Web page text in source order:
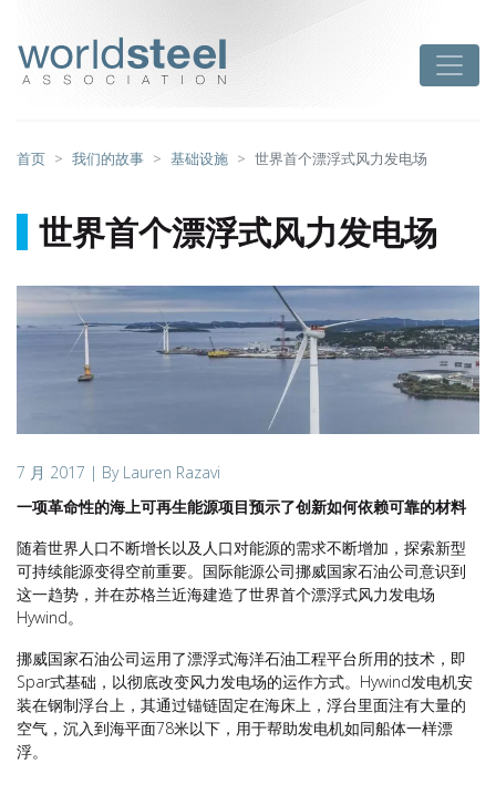
首页 我们的故事 基础设施 世界首个漂浮式风力发电场
世界首个漂浮式风力发电场
7 月 2017 | By Lauren Razavi
一项革命性的海上可再生能源项目预示了创新如何依赖可靠的材料
随着世界人口不断增长以及人口对能源的需求不断增加，探索新型
可持续能源变得空前重要。国际能源公司挪威国家石油公司意识到
这一趋势，并在苏格兰近海建造了世界首个漂浮式风力发电场
Hywind。
挪威国家石油公司运用了漂浮式海洋石油工程平台所用的技术，即
Spar式基础，以彻底改变风力发电场的运作方式。Hywind发电机安
装在钢制浮台上，其通过锚链固定在海床上，浮台里面注有大量的
空气，沉入到海平面78米以下，用于帮助发电机如同船体一样漂
浮。